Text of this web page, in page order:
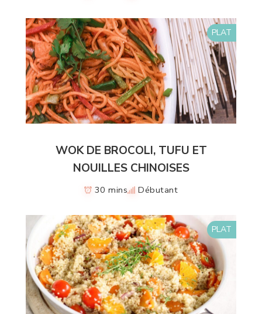
PLAT
WOK DE BROCOLI, TUFU ET
NOUILLES CHINOISES
30 mins Débutant
PLAT